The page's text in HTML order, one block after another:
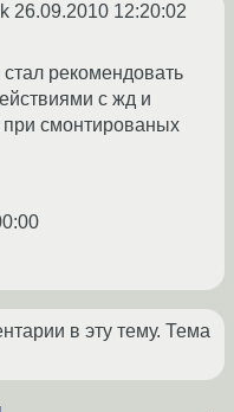
26.09.2010 12:20:02
рекомендовать
с жд и
смонтированых
в эту тему. Тема